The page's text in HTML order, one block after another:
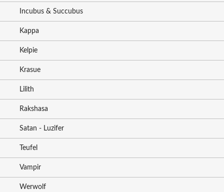
Incubus & Succubus
Kappa
Kelpie
Krasue
Lilith
Rakshasa
Satan - Luzifer
Teufel
Vampir
Werwolf